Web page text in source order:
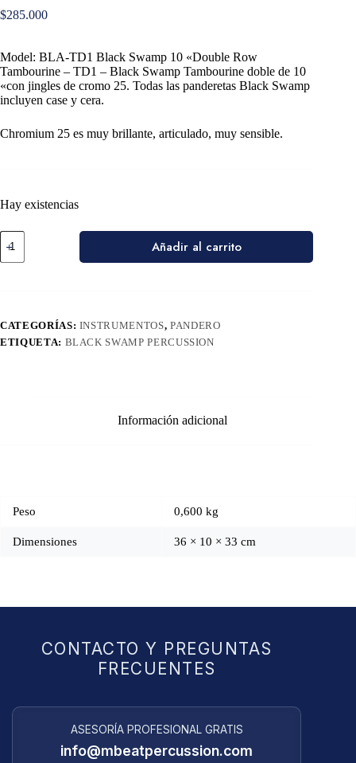
$285.000
Model: BLA-TD1 Black Swamp 10 «Double Row
Tambourine – TD1 – Black Swamp Tambourine doble de 10
«con jingles de cromo 25. Todas las panderetas Black Swamp
incluyen case y cera.
Chromium 25 es muy brillante, articulado, muy sensible.
Hay existencias
Añadir al carrito
CATEGORÍAS: INSTRUMENTOS, PANDERO
ETIQUETA: BLACK SWAMP PERCUSSION
Información adicional
Peso 0,600 kg
Dimensiones 36 × 10 × 33 cm
CONTACTO Y PREGUNTAS
FRECUENTES
ASESORÍA PROFESIONAL GRATIS
info@mbeatpercussion.com